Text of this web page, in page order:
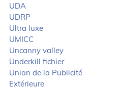
UDA
UDRP
Ultra luxe
UMICC
Uncanny valley
Underkill fichier
Union de la Publicité
Extérieure